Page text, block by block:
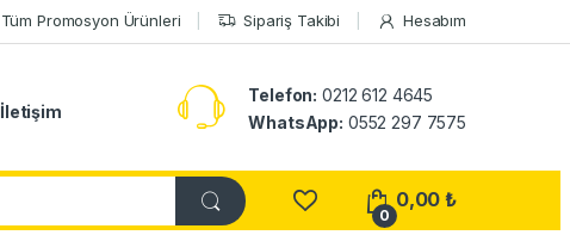
Tüm Promosyon Ürünleri Sipariş Takibi Hesabım
İletişim
Telefon: 0212 612 4645
WhatsApp: 0552 297 7575
0
0,00₺